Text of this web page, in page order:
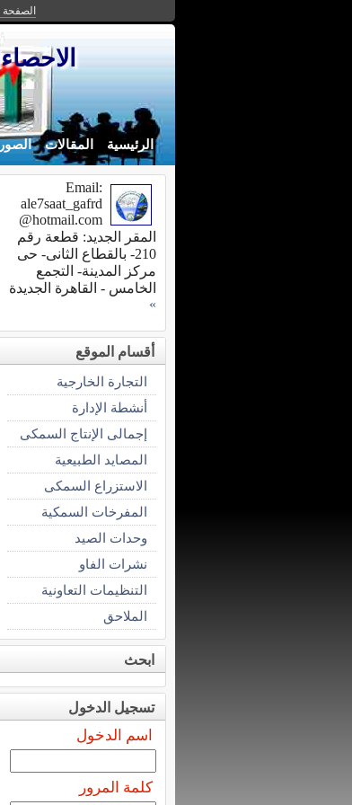
الصفحة
الرئيسية المقالات
Email:
ale7saat_gafrd
@hotmail.com
المقر الجديد: قطعة رقم
210- بالقطاع الثانى- حى
مركز المدينة- التجمع
الخامس - القاهرة الجديدة
»
أقسام الموقع
التجارة الخارجية
أنشطة الإدارة
إجمالى الإنتاج السمكى
المصايد الطبيعية
الاستزراع السمكى
المفرخات السمكية
وحدات الصيد
نشرات الفاو
التنظيمات التعاونية
الملاحق
ابحث
تسجيل الدخول
اسم الدخول
كلمة المرور